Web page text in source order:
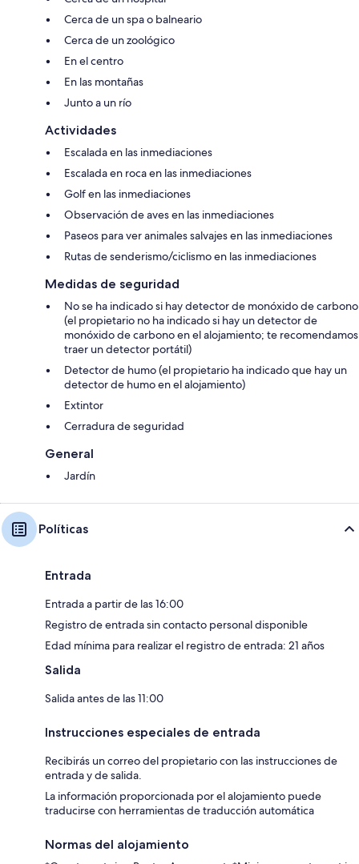
Cerca de un spa o balneario
Cerca de un zoológico
En el centro
En las montañas
Junto a un río
Actividades
Escalada en las inmediaciones
Escalada en roca en las inmediaciones
Golf en las inmediaciones
Observación de aves en las inmediaciones
Paseos para ver animales salvajes en las inmediaciones
Rutas de senderismo/ciclismo en las inmediaciones
Medidas de seguridad
No se ha indicado si hay detector de monóxido de carbono
(el propietario no ha indicado si hay un detector de
monóxido de carbono en el alojamiento; te recomendamos
traer un detector portátil)
Detector de humo (el propietario ha indicado que hay un
detector de humo en el alojamiento)
Extintor
Cerradura de seguridad
General
Jardín
Políticas
Entrada
Entrada a partir de las 16:00
Registro de entrada sin contacto personal disponible
Edad mínima para realizar el registro de entrada: 21 años
Salida
Salida antes de las 11:00
Instrucciones especiales de entrada
Recibirás un correo del propietario con las instrucciones de
entrada y de salida.
La información proporcionada por el alojamiento puede
traducirse con herramientas de traducción automática
Normas del alojamiento